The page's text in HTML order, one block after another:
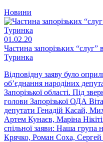
Новини
01.02.20
Частина запорізьких
Туринка
Відповідну заяву було
об’єднання народіних
Запорізької області. Під
голови Запорізької ОДА
депутати Генадій Касай,
Артем Кунаєв, Маріна
спільної заяви: Наша група
Крячко, Роман Соха,